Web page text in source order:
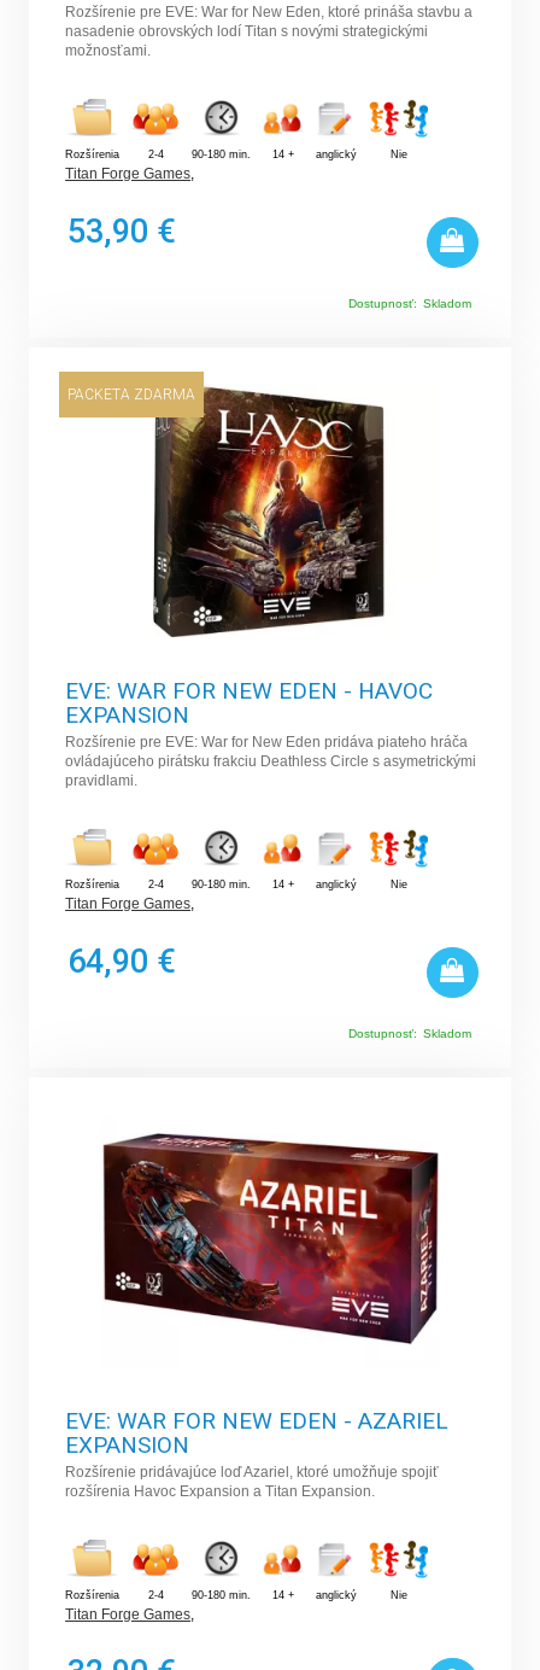
Rozšírenie pre EVE: War for New Eden, ktoré prináša stavbu a
nasadenie obrovských lodí Titan s novými strategickými
možnosťami.
Rozšírenia 2-4 90-180 min. 14 + anglický Nie
Titan Forge Games,
53,90 €
Dostupnosť: Skladom
PACKETA ZDARMA
EVE: WAR FOR NEW EDEN - HAVOC
EXPANSION
Rozšírenie pre EVE: War for New Eden pridáva piateho hráča
ovládajúceho pirátsku frakciu Deathless Circle s asymetrickými
pravidlami.
Rozšírenia 2-4 90-180 min. 14 + anglický Nie
Titan Forge Games,
64,90 €
Dostupnosť: Skladom
EVE: WAR FOR NEW EDEN - AZARIEL
EXPANSION
Rozšírenie pridávajúce loď Azariel, ktoré umožňuje spojiť
rozšírenia Havoc Expansion a Titan Expansion.
Rozšírenia 2-4 90-180 min. 14 + anglický Nie
Titan Forge Games,